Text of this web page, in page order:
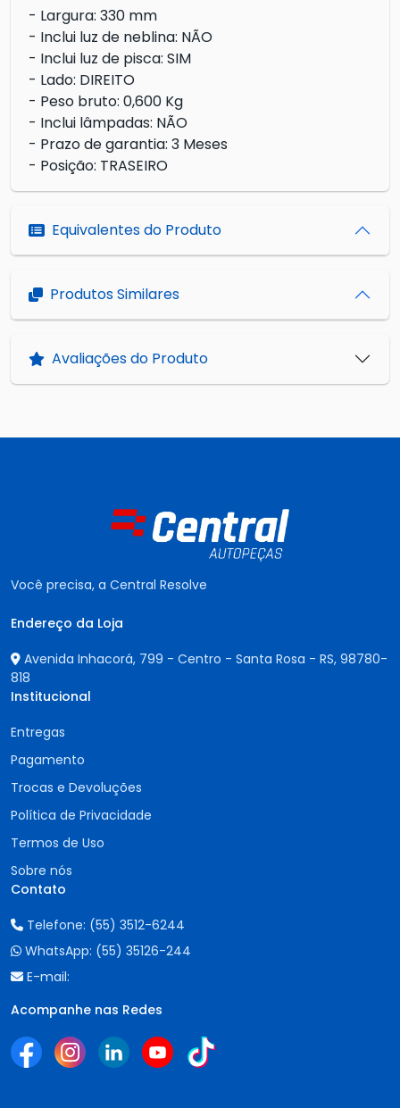
- Largura: 330 mm
- Inclui luz de neblina: NÃO
- Inclui luz de pisca: SIM
- Lado: DIREITO
- Peso bruto: 0,600 Kg
- Inclui lâmpadas: NÃO
- Prazo de garantia: 3 Meses
- Posição: TRASEIRO
Equivalentes do Produto
Produtos Similares
Avaliações do Produto
Você precisa, a Central Resolve
Endereço da Loja
Avenida Inhacorá, 799 - Centro - Santa Rosa - RS, 98780-
818
Institucional
Entregas
Pagamento
Trocas e Devoluções
Política de Privacidade
Termos de Uso
Sobre nós
Contato
Telefone: (55) 3512-6244
WhatsApp: (55) 35126-244
E-mail:
Acompanhe nas Redes